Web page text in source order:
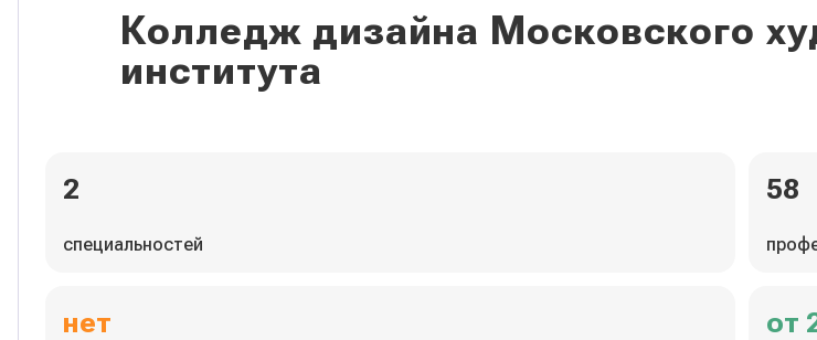
Колледж дизайна Московского
института
2
специальностей
58
нет от